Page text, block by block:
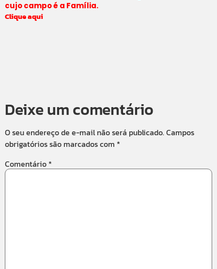
cujo campo é a Família.
Clique aqui
Deixe um comentário
O seu endereço de e-mail não será publicado.Campos
obrigatórios são marcados com *
Comentário *